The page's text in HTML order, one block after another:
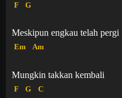
F G
Meskipun engkau telah pergi
Em Am
Mungkin takkan kembali
F G C